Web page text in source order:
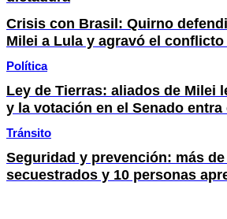
Crisis con Brasil: Quirno
Milei a Lula y agravó el
Política
Ley de Tierras: aliados de Milei
y la votación en el Senado
Tránsito
Seguridad y prevención: más
secuestrados y 10 personas